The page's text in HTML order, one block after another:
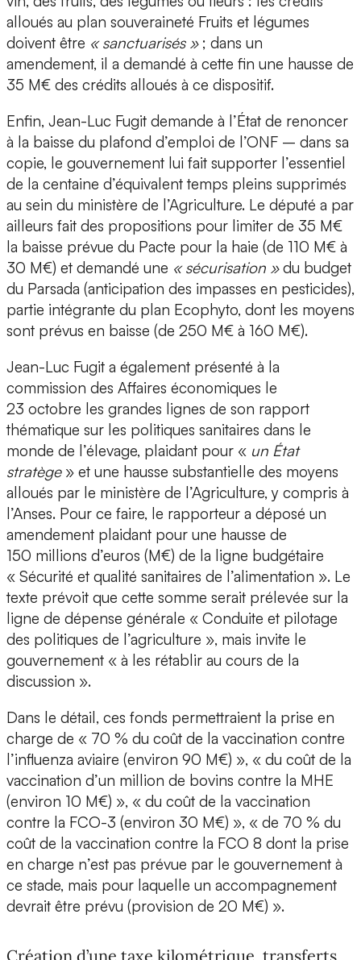
alloués au plan souveraineté Fruits et légumes
doivent être « sanctuarisés » ; dans un
amendement, il a demandé à cette fin une hausse de
35 M€ des crédits alloués à ce dispositif.
Enfin, Jean-Luc Fugit demande à l’État de renoncer
à la baisse du plafond d’emploi de l’ONF – dans sa
copie, le gouvernement lui fait supporter l’essentiel
de la centaine d’équivalent temps pleins supprimés
au sein du ministère de l’Agriculture. Le député a par
ailleurs fait des propositions pour limiter de 35 M€
la baisse prévue du Pacte pour la haie (de 110 M€ à
30 M€) et demandé une « sécurisation »du budget
du Parsada (anticipation des impasses en pesticides),
partie intégrante du plan Ecophyto, dont les moyens
sont prévus en baisse (de 250 M€ à 160 M€).
Jean-Luc Fugit a également présenté à la
commission des Affaires économiques le
23 octobre les grandes lignes de son rapport
thématique sur les politiques sanitaires dans le
monde de l’élevage, plaidant pour « un État
stratège» et une hausse substantielle des moyens
alloués par le ministère de l’Agriculture, y compris à
l’Anses. Pour ce faire, le rapporteur a déposé un
amendement plaidant pour une hausse de
150 millions d’euros (M€) de la ligne budgétaire
« Sécurité et qualité sanitaires de l’alimentation ». Le
texte prévoit que cette somme serait prélevée sur la
ligne de dépense générale « Conduite et pilotage
des politiques de l’agriculture », mais invite le
gouvernement « à les rétablir au cours de la
discussion ».
Dans le détail, ces fonds permettraient la prise en
charge de « 70 % du coût de la vaccination contre
l’influenza aviaire (environ 90 M€) », « du coût de la
vaccination d’un million de bovins contre la MHE
(environ 10 M€) », « du coût de la vaccination
contre la FCO-3 (environ 30 M€) », « de 70 % du
coût de la vaccination contre la FCO 8 dont la prise
en charge n’est pas prévue par le gouvernement à
ce stade, mais pour laquelle un accompagnement
devrait être prévu (provision de 20 M€) ».
Création d’une taxe kilométrique, transferts